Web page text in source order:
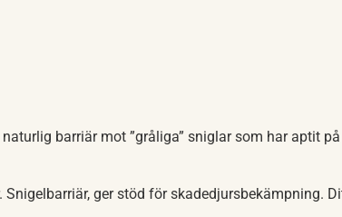
barriär mot ”gråliga” sniglar som har aptit
ger stöd för skadedjursbekämpning.